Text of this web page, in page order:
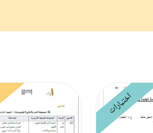
اختبارات